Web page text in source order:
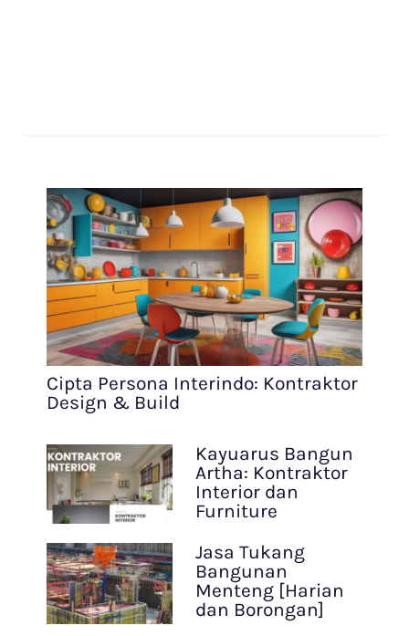
Cipta Persona Interindo: Kontraktor
Design & Build
Kayuarus Bangun
Artha: Kontraktor
Interior dan
Furniture
Jasa Tukang
Bangunan
Menteng [Harian
dan Borongan]